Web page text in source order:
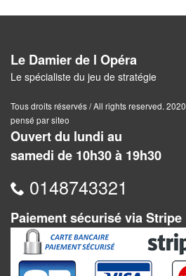
jeux
multijeux
Cartes
traditionnelles
Jeu
de
Dames
Chinoises
Le Damier de l Opéra
Le spécialiste du jeu de stratégie
Tous droits réservés / All rights reserved. 2020
pensé par siteo
Ouvert du lundi au
samedi de 10h30 à 19h30
0148743321
Paiement sécurisé via Stripe